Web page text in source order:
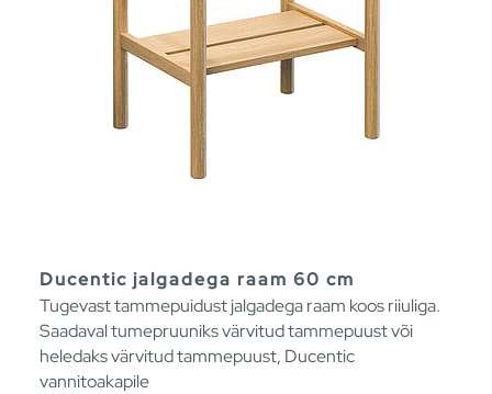
Ducentic jalgadega raam 60 cm
Tugevast tammepuidust jalgadega raam koos riiuliga.
Saadaval tumepruuniks värvitud tammepuust või
heledaks värvitud tammepuust, Ducentic
vannitoakapile